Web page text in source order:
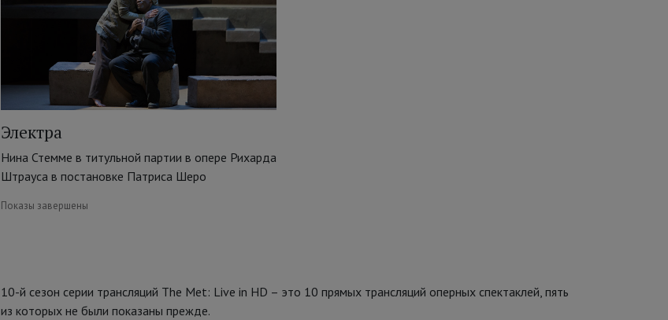
Электра
Нина Стемме в титульной партии в опере Рихарда
Штрауса в постановке Патриса Шеро
Показы завершены
10-й сезон серии трансляций The Met: Live in HD – это 10 прямых трансляций оперных спектаклей, пять
из которых не были показаны прежде.